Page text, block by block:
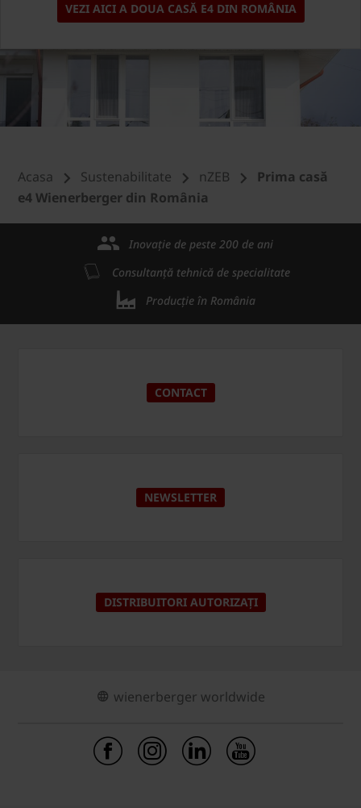
VEZI AICI A DOUA CASĂ E4 DIN ROMÂNIA
Acasa Sustenabilitate nZEB
Prima casă
e4 Wienerberger din România
Inovație de peste 200 de ani
Consultanță tehnică de specialitate
Producție în România
CONTACT
NEWSLETTER
DISTRIBUITORI AUTORIZAȚI
wienerberger worldwide